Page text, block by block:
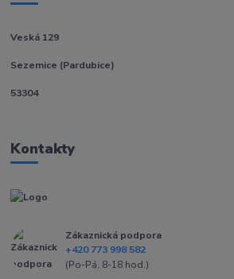
Veská 129
Sezemice (Pardubice)
53304
Kontakty
Zákaznická podpora
+420 773 998 582
(Po-Pá, 8-18 hod.)